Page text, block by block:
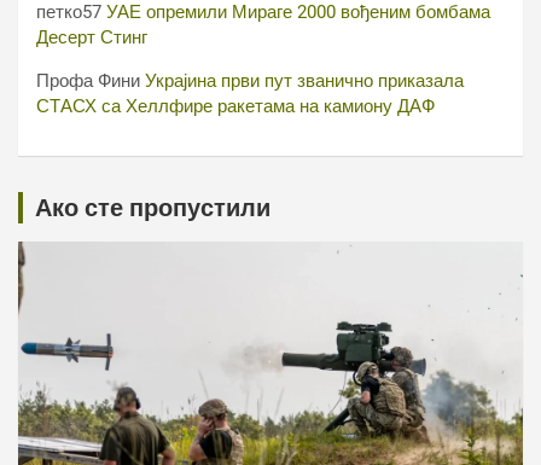
петко57 УАЕ опремили Мираге 2000 вођеним бомбама
Десерт Стинг
Профа Фини Украјина први пут званично приказала
СТАСХ са Хеллфире ракетама на камиону ДАФ
Ако сте пропустили